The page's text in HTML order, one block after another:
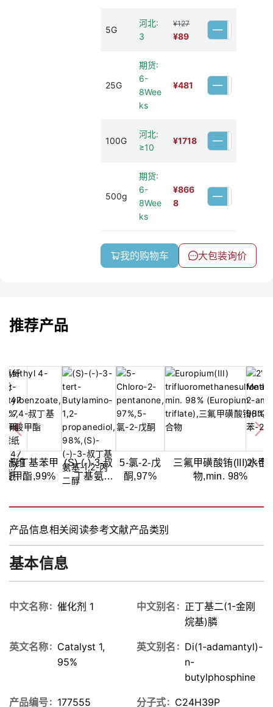
5G
河北:
3
¥127
¥89
25G
期货:
6-
8Wee
ks
¥481
100G
河北:
≥10
¥1718
500g
期货:
6-
8Wee
ks
¥866
8
我的购物车 大包装询价
推荐产品
纤维
纸
mm,
μm
4-叔丁基苯甲
酸甲酯,99%
(S)-(-)-3-叔
丁基氨
5-氯-2-戊
酮,97%
三氟甲磺酸铕(III)水合
物,min. 98%
2'-甲
产品信息相关阅读参考文献产品类别
基本信息
中文名称 催化剂 1 中文别名
正丁基二(1-金刚
烷基)膦
英文名称
Catalyst 1,
95%
英文别名
Di(1-adamantyl)-
n-
butylphosphine
产品编号 177555 分子式 C24H39P